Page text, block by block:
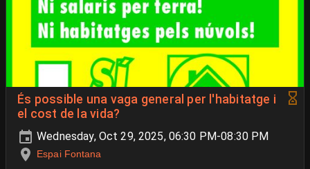
És possible una vaga general per l'habitatge i
el cost de la vida?
Wednesday, Oct 29, 2025, 06:30 PM-08:30 PM
Espai Fontana